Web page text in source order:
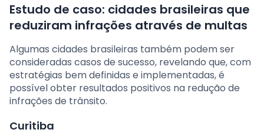
Estudo de caso: cidades brasileiras que
reduziram infrações através de multas
Algumas cidades brasileiras também podem ser
consideradas casos de sucesso, revelando que, com
estratégias bem definidas e implementadas, é
possível obter resultados positivos na redução de
infrações de trânsito.
Curitiba